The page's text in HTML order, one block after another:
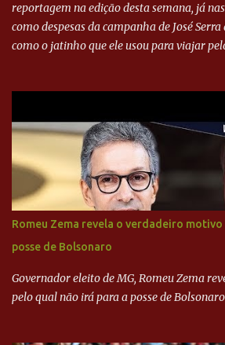
reportagem na edição desta semana, já
como despesas da campanha de José Serra
como o jatinho que ele usou para viajar
Executiva Nacional do PSDB (Valter
texto também põe fim a um mistério: três
revista que o codinome “santo” que
empreiteira refere-se ao governador de
Alckmin (PSDB) — nenhum deles, no
diretamente com o paulista. Depoimentos
dinheiro da Odebrecht bancou a campanha
mais... A Lava Jato chega ao PSDB |
Romeu Zema revela o verdadeiro
posse de Bolsonaro
Governador eleito de MG, Romeu Zema
pelo qual não irá para a posse de Bolsonaro